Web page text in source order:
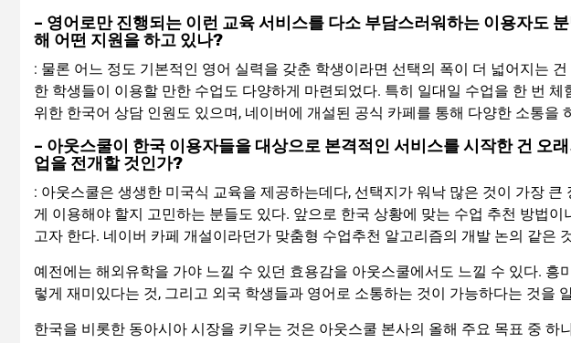
– 영어로만 진행되는 이런 교육 서비스를 다소 부담스러워하는 이용자도
해 어떤 지원을 하고 있나?
: 물론 어느 정도 기본적인 영어 실력을 갖춘 학생이라면 선택의 폭이 더 넓어지는
한 학생들이 이용할 만한 수업도 다양하게 마련되었다. 특히 일대일 수업을 한 번
위한 한국어 상담 인원도 있으며, 네이버에 개설된 공식 카페를 통해 다양한 소통을
– 아웃스쿨이 한국 이용자들을 대상으로 본격적인 서비스를 시작한 건 오
업을 전개할 것인가?
: 아웃스쿨은 생생한 미국식 교육을 제공하는데다, 선택지가 워낙 많은 것이 가장
게 이용해야 할지 고민하는 분들도 있다. 앞으로 한국 상황에 맞는 수업 추천 방법이
고자 한다. 네이버 카페 개설이라던가 맞춤형 수업추천 알고리즘의 개발 논의 같은
예전에는 해외유학을 가야 느낄 수 있던 효용감을 아웃스쿨에서도 느낄 수 있다. 흥
렇게 재미있다는 것, 그리고 외국 학생들과 영어로 소통하는 것이 가능하다는 것을
한국을 비롯한 동아시아 시장을 키우는 것은 아웃스쿨 본사의 올해 주요 목표 중 하